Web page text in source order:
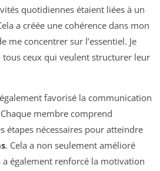
quotidiennes étaient liées à un
a créée une cohérence dans mon
me concentrer sur l’essentiel. Je
tous ceux qui veulent structurer leur
favorisé la communication
membre comprend
étapes nécessaires pour atteindre
. Cela a non seulement amélioré
également renforcé la motivation